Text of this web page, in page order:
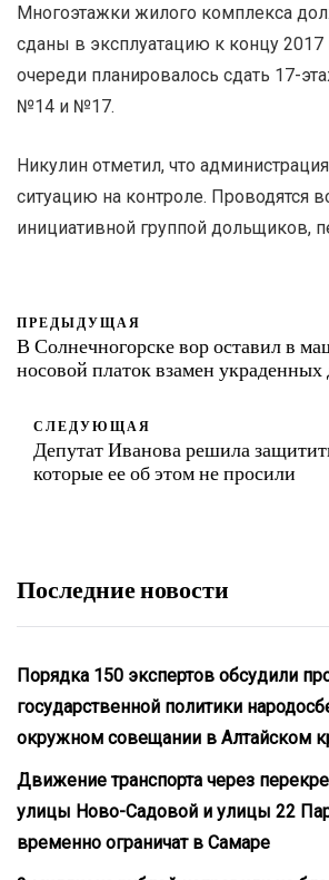
Многоэтажки жилого комплекса
сданы в эксплуатацию к концу 2017
очереди планировалось сдать 17-
№14 и №17.
Никулин отметил, что
ситуацию на контроле. Проводятся
инициативной группой дольщиков,
ПРЕДЫДУЩАЯ
В Солнечногорске вор оставил в
носовой платок взамен украденных
СЛЕДУЮЩАЯ
Депутат Иванова решила
которые ее об этом не просили
Последние новости
Порядка 150 экспертов обсудили
государственной политики
окружном совещании в Алтайском
Движение транспорта через
улицы Ново-Садовой и улицы 22
временно ограничат в Самаре